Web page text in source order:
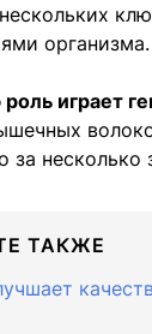
организма.
играет
за несколько
ТАКЖЕ